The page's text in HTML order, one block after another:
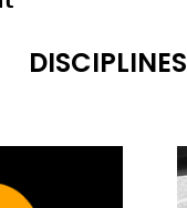
DISCIPLINES